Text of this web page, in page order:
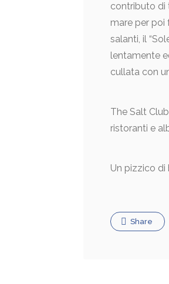
contributo di
mare per poi
salanti, il
lentamente
cullata con
The Salt
ristoranti e
Un pizzico di
Share